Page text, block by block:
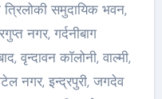
त्रिलोकी समुदायिक भवन,
नगर, गर्दनीबाग
वृन्दावन काॅलोनी, वाल्मी,
नगर, इन्द्रपुरी, जगदेव